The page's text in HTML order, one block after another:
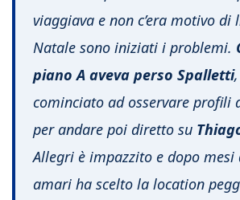
viaggiava e non c’era motivo
Natale sono iniziati i problemi.
piano A aveva perso Spalletti
cominciato ad osservare profili
per andare poi diretto su
Allegri è impazzito e dopo mesi
amari ha scelto la location